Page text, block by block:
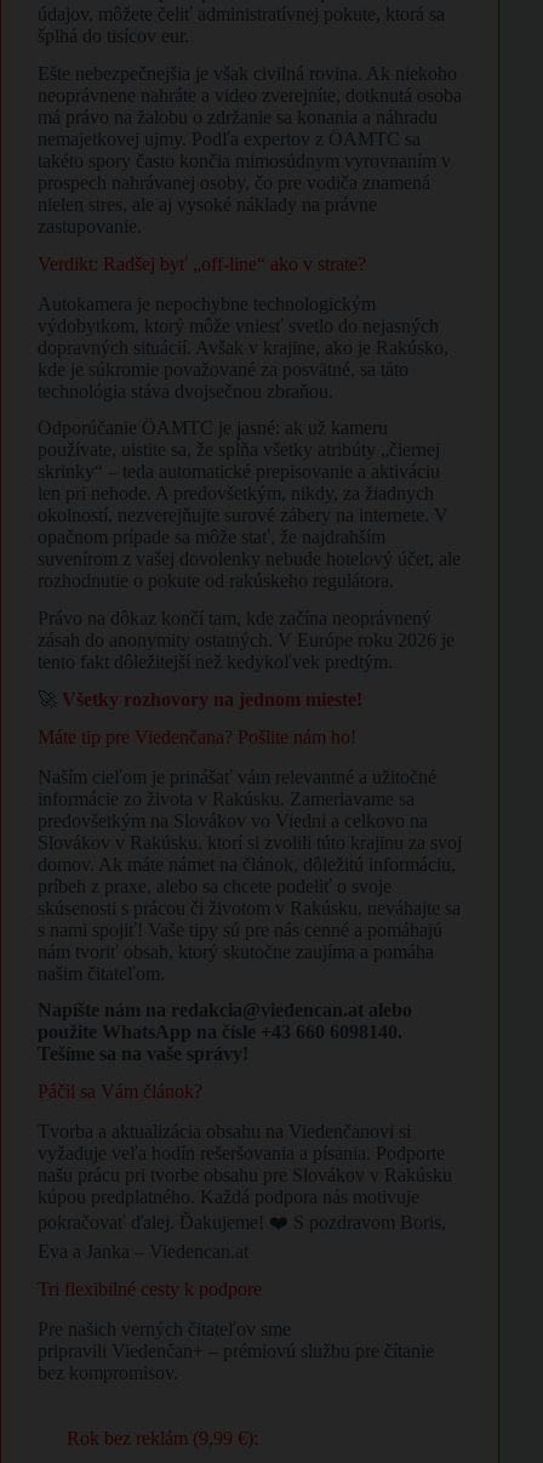
údajov, môžete čeliť administratívnej pokute, ktorá sa
šplhá do tisícov eur.
Ešte nebezpečnejšia je však civilná rovina. Ak niekoho
neoprávnene nahráte a video zverejníte, dotknutá osoba
má právo na žalobu o zdržanie sa konania a náhradu
nemajetkovej ujmy. Podľa expertov z ÖAMTC sa
takéto spory často končia mimosúdnym vyrovnaním v
prospech nahrávanej osoby, čo pre vodiča znamená
nielen stres, ale aj vysoké náklady na právne
zastupovanie.
Verdikt: Radšej byť „off-line“ ako v strate?
Autokamera je nepochybne technologickým
výdobytkom, ktorý môže vniesť svetlo do nejasných
dopravných situácií. Avšak v krajine, ako je Rakúsko,
kde je súkromie považované za posvätné, sa táto
technológia stáva dvojsečnou zbraňou.
Odporúčanie ÖAMTC je jasné: ak už kameru
používate, uistite sa, že spĺňa všetky atribúty „čiernej
skrinky“ – teda automatické prepisovanie a aktiváciu
len pri nehode. A predovšetkým, nikdy, za žiadnych
okolností, nezverejňujte surové zábery na internete. V
opačnom prípade sa môže stať, že najdrahším
suvenírom z vašej dovolenky nebude hotelový účet, ale
rozhodnutie o pokute od rakúskeho regulátora.
Právo na dôkaz končí tam, kde začína neoprávnený
zásah do anonymity ostatných. V Európe roku 2026 je
tento fakt dôležitejší než kedykoľvek predtým.
🚀 Všetky rozhovory na jednom mieste!
Máte tip pre Viedenčana? Pošlite nám ho!
Naším cieľom je prinášať vám relevantné a užitočné
informácie zo života v Rakúsku. Zameriavame sa
predovšetkým na Slovákov vo Viedni a celkovo na
Slovákov v Rakúsku, ktorí si zvolili túto krajinu za svoj
domov. Ak máte námet na článok, dôležitú informáciu,
príbeh z praxe, alebo sa chcete podeliť o svoje
skúsenosti s prácou či životom v Rakúsku, neváhajte sa
s nami spojiť! Vaše tipy sú pre nás cenné a pomáhajú
nám tvoriť obsah, ktorý skutočne zaujíma a pomáha
našim čitateľom.
Napíšte nám na redakcia@viedencan.at alebo
použite WhatsApp na čísle +43 660 6098140.
Tešíme sa na vaše správy!
Páčil sa Vám článok?
Tvorba a aktualizácia obsahu na Viedenčanovi si
vyžaduje veľa hodín rešeršovania a písania. Podporte
našu prácu pri tvorbe obsahu pre Slovákov v Rakúsku
kúpou predplatného. Každá podpora nás motivuje
pokračovať ďalej. Ďakujeme! ❤️ S pozdravom Boris,
Eva a Janka – Viedencan.at
Tri flexibilné cesty k podpore
Pre našich verných čitateľov sme
pripravili Viedenčan+ – prémiovú službu pre čítanie
bez kompromisov.
Rok bez reklám (9,99 €):